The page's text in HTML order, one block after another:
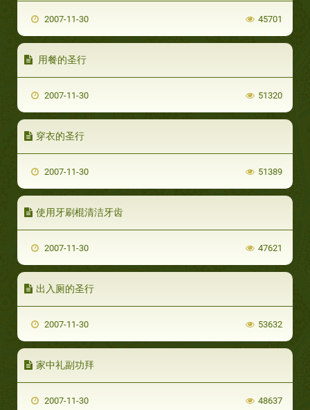
2007-11-30 45701
用餐的圣行
2007-11-30 51320
穿衣的圣行
2007-11-30 51389
使用牙刷棍清洁牙齿
2007-11-30 47621
出入厕的圣行
2007-11-30 53632
家中礼副功拜
2007-11-30 48637